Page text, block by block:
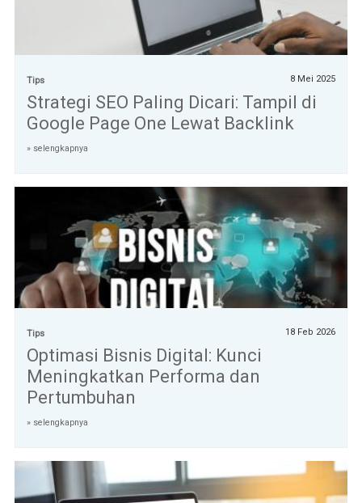
Tips 8 Mei 2025
Strategi SEO Paling Dicari: Tampil di
Google Page One Lewat Backlink
» selengkapnya
Tips 18 Feb 2026
Optimasi Bisnis Digital: Kunci
Meningkatkan Performa dan
Pertumbuhan
» selengkapnya